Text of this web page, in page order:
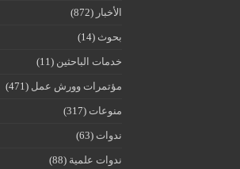
الأخبار (872)
بحوث (14)
خدمات الباحثين (11)
مؤتمرات وورش عمل (471)
منوعات (317)
ندوات (63)
ندوات علمية (88)